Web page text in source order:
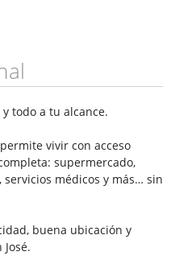
todo a tu alcance.
vivir con acceso
supermercado,
médicos y más… sin
buena ubicación y